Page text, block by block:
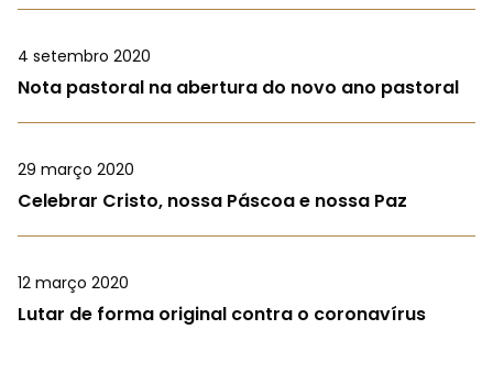
4 setembro 2020
Nota pastoral na abertura do novo ano pastoral
29 março 2020
Celebrar Cristo, nossa Páscoa e nossa Paz
12 março 2020
Lutar de forma original contra o coronavírus